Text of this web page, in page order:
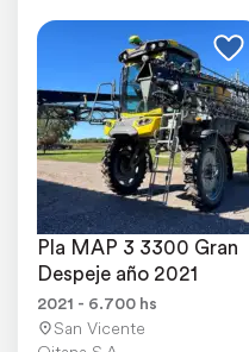
Pla MAP 3 3300 Gran
Despeje año 2021
2021 - 6.700 hs
San Vicente